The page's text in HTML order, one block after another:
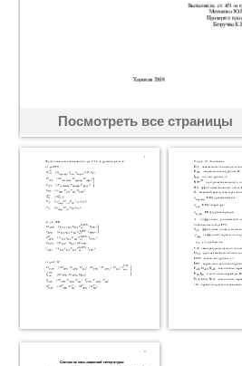
Посмотреть все страницы